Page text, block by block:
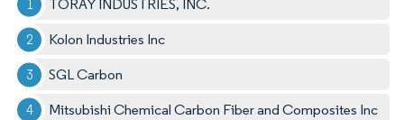
TORAY INDUSTRIES, INC.
Kolon Industries Inc
SGL Carbon
Mitsubishi Chemical Carbon Fiber and Composites Inc